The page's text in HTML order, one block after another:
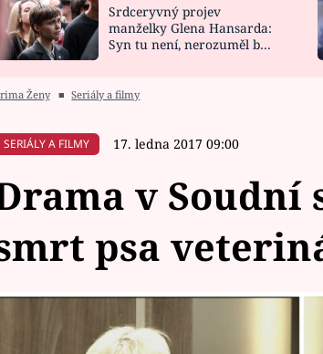
CELEBRITY
VAŘENÍ
Srdceryvný projev
manželky Glena Hansarda:
Syn tu není, nerozuměl by
Ženy ■ Seriály a filmy
SERIÁLY A FILMY 17. ledna 2017 09:00
v Soudní
psa